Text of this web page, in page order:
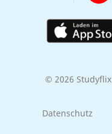
© 2026 Studyflix
Datenschutz